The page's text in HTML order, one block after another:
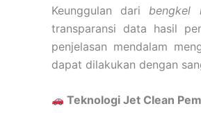
Keunggulan dari bengkel
transparansi data hasil
penjelasan mendalam
dapat dilakukan dengan
Teknologi Jet Clean